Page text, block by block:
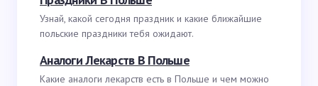
Узнай, какой сегодня праздник и какие ближайшие
польские праздники тебя ожидают.
Аналоги Лекарств В Польше
Какие аналоги лекарств есть в Польше и чем можно